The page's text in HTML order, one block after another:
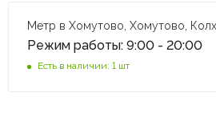
Метр в Хомутово, Хомутово,
Режим работы: 9:00 - 20:00
Есть в наличии: 1 шт